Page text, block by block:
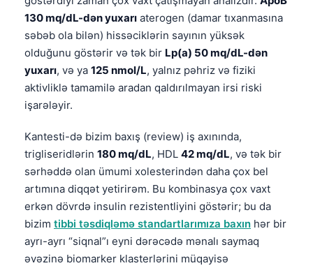
130 mq/dL-dən yuxarı aterogen (damar tıxanmasına
səbəb ola bilən) hissəciklərin sayının yüksək
olduğunu göstərir və tək bir Lp(a) 50 mq/dL-dən
yuxarı, və ya 125 nmol/L, yalnız pəhriz və fiziki
aktivliklə tamamilə aradan qaldırılmayan irsi riski
işarələyir.
Kantesti-də bizim baxış (review) iş axınında,
trigliseridlərin 180 mq/dL, HDL 42 mq/dL, və tək bir
sərhəddə olan ümumi xolesterindən daha çox bel
artımına diqqət yetirirəm. Bu kombinasya çox vaxt
erkən dövrdə insulin rezistentliyini göstərir; bu da
bizim tibbi təsdiqləmə standartlarımıza baxın hər bir
ayrı-ayrı “siqnal”ı eyni dərəcədə mənalı saymaq
əvəzinə biomarker klasterlərini müqayisə